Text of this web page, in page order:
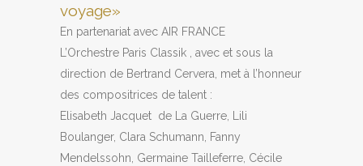
voyage»
En partenariat avec AIR FRANCE
L’Orchestre Paris Classik , avec et sous la
direction de Bertrand Cervera, met à l’honneur
des compositrices de talent :
Elisabeth Jacquet de La Guerre, Lili
Boulanger, Clara Schumann, Fanny
Mendelssohn, Germaine Tailleferre, Cécile